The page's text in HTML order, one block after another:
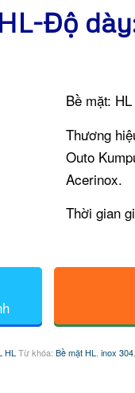
Độ
Bề mặt: HL
Thương
Outo
Acerinox.
Thời gian
HL Từ khóa:Bề mặt HL ,inox 304